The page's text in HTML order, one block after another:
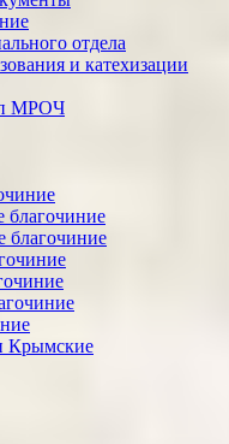
отдела
и катехизации
МРОЧ
благочиние
благочиние
Крымские